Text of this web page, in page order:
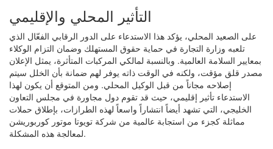
التأثير المحلي والإقليمي
على الصعيد المحلي، يؤكد هذا الاستدعاء على الدور الرقابي الفعّال الذي
تلعبه وزارة التجارة في حماية حقوق المستهلك وضمان التزام الوكلاء
بمعايير السلامة العالمية. وبالنسبة لمالكي المركبات المتأثرة، يمثل الإعلان
مصدر قلق مؤقت، ولكنه في الوقت ذاته يوفر لهم ضمانة بأن الخلل سيتم
إصلاحه مجاناً من قبل الوكيل المحلي. ومن المتوقع أن يكون لهذا
الاستدعاء تأثير إقليمي، حيث قد تقوم دول مجاورة في مجلس التعاون
الخليجي، التي تشهد أيضاً انتشاراً واسعاً لهذه الطرازات، بإطلاق حملات
مماثلة كجزء من استجابة عالمية من شركة تويوتا موتور كوربوريشن
لمعالجة هذه المشكلة.